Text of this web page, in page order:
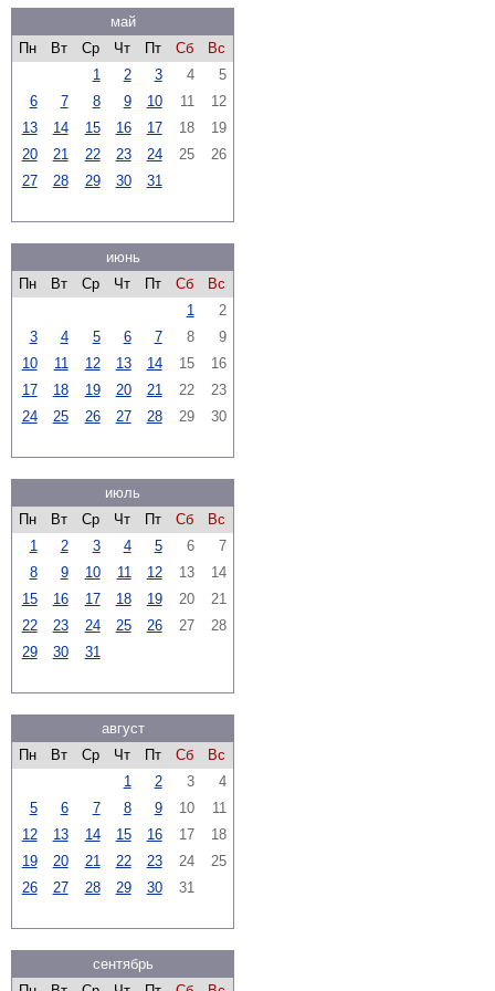
май
Пн
Вт Ср Чт Пт Сб
Вс
1
2 3 4
5
6
7 8 9 10 11
12
13
14 15 16 17 18
19
20
21 22 23 24 25
26
27
28 29 30 31
июнь
Пн
Вт Ср Чт Пт Сб
Вс
1
2
3
4 5 6 7 8
9
10
11 12 13 14 15
16
17
18 19 20 21 22
23
24
25 26 27 28 29 30
июль
Пн
Вт Ср Чт Пт Сб
Вс
1
2 3 4 5 6
7
8
9 10 11 12 13
14
15
16 17 18 19 20
21
22
23 24 25 26 27
28
29
30 31
август
Пн
Вт Ср Чт Пт Сб
Вс
1
2 3
4
5
6 7 8 9 10
11
12
13 14 15 16 17
18
19
20 21 22 23 24
25
26
27 28 29 30 31
сентябрь